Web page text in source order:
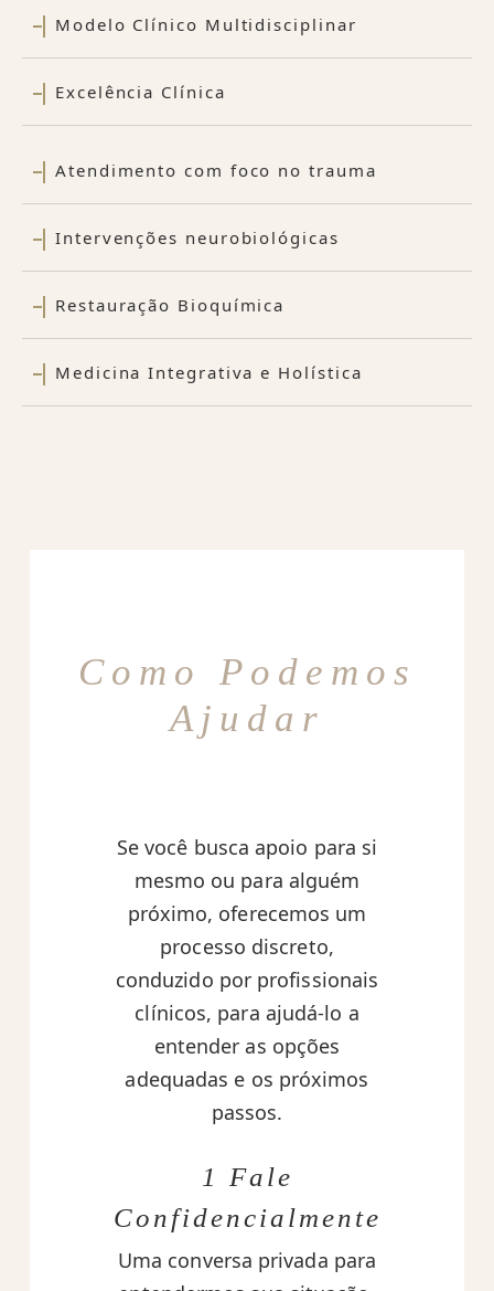
Modelo Clínico Multidisciplinar
Excelência Clínica
Atendimento com foco no trauma
Intervenções neurobiológicas
Restauração Bioquímica
Medicina Integrativa e Holística
Como Podemos
Ajudar
Se você busca apoio para si
mesmo ou para alguém
próximo, oferecemos um
processo discreto,
conduzido por profissionais
clínicos, para ajudá-lo a
entender as opções
adequadas e os próximos
passos.
1 Fale
Confidencialmente
Uma conversa privada para